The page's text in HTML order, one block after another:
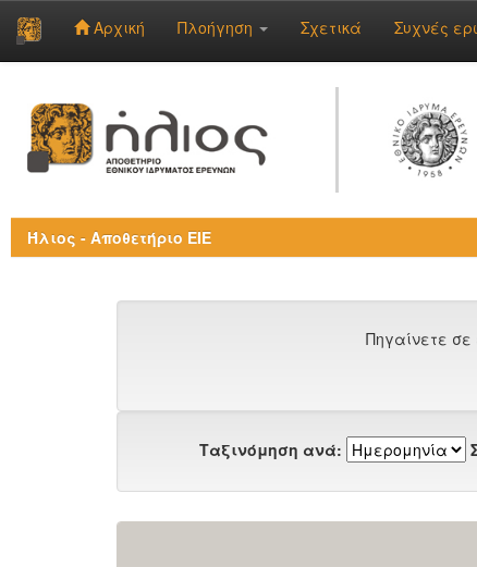
navigation
Αρχική Πλοήγηση Σχετικά Συχνές
Ήλιος - Αποθετήριο ΕΙΕ
Πηγαίνετε σε
Ταξινόμηση ανά: